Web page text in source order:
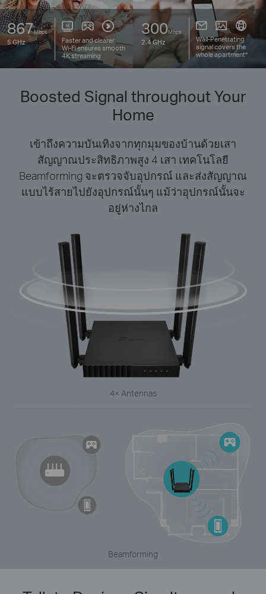
867Mbps
5 GHz
Faster and clearer
Wi-Fiensures smooth
4K streaming
300Mbps
2.4 GHz
Wall-Penetrating
signal covers the
whole apartment*
Boosted Signal throughout Your
Home
เข้าถึงความบันเทิงจากทุกมุมของบ้านด้วยเสา
สัญญาณประสิทธิภาพสูง 4 เสา เทคโนโลยี
Beamforming จะตรวจจับอุปกรณ์ และส่งสัญญาณ
แบบไร้สายไปยังอุปกรณ์นั้นๆ แม้ว่าอุปกรณ์นั้นจะ
อยู่ห่างไกล
4× Antennas
Beamforming